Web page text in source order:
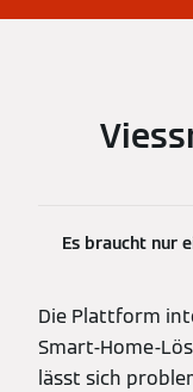
Es braucht nur
Die Plattform
Smart-Home-
lässt sich